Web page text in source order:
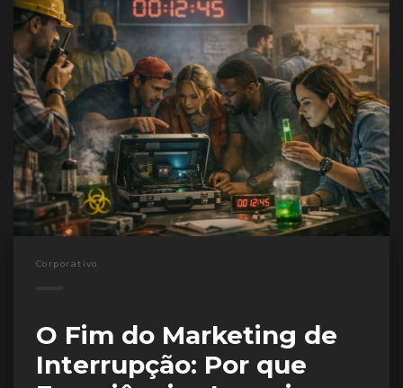
Corporativo
O Fim do Marketing de
Interrupção: Por que